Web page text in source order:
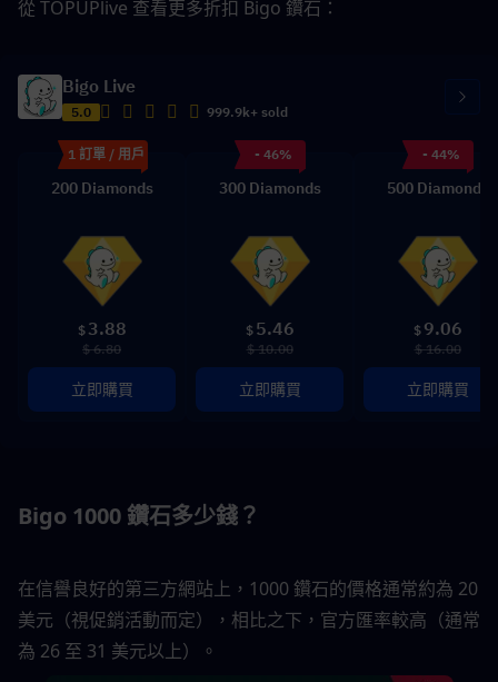
從 TOPUPlive 查看更多折扣 Bigo 鑽石：
Bigo Live
5.0 999.9k+ sold
1 訂單 / 用戶
200 Diamonds
$ 3.88
$ 6.80
立即購買
- 46%
300 Diamonds
$ 5.46
$ 10.00
立即購買
- 44%
500 Diamonds
$ 9.06
$ 16.00
立即購買
Bigo 1000 鑽石多少錢？
在信譽良好的第三方網站上，1000 鑽石的價格通常約為 20
美元（視促銷活動而定），相比之下，官方匯率較高（通常
為 26 至 31 美元以上）。